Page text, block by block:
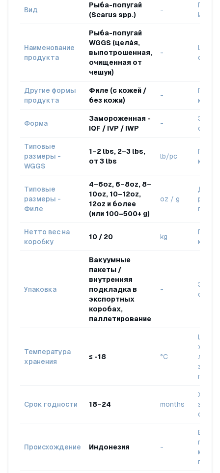
Вид
Рыба-попугай
(Scarus spp.)
-
Наименование
продукта
Рыба-попугай
WGGS (цела́я,
выпотрошенная,
очищенная от
чешуи)
-
Целая,
Другие формы
продукта
Филе (с кожей /
без кожи)
-
По
Форма
Замороженная -
IQF / IVP / IWP
-
Типовые
размеры -
WGGS
1–2 lbs, 2–3 lbs,
от 3 lbs
lb/pc
По
Типовые
размеры -
Филе
4–6oz, 6–8oz, 8–
10oz, 10–12oz,
12oz и более
(или 100–500+ g)
oz / g
Нетто вес на
коробку
10 / 20 kg
По
Упаковка
Вакуумные
пакеты /
внутренняя
подкладка в
экспортных
коробах,
паллетирование
-
Температура
хранения
≤ -18 °C
Цепь
Срок годности 18–24 months
Происхождение Индонезия -